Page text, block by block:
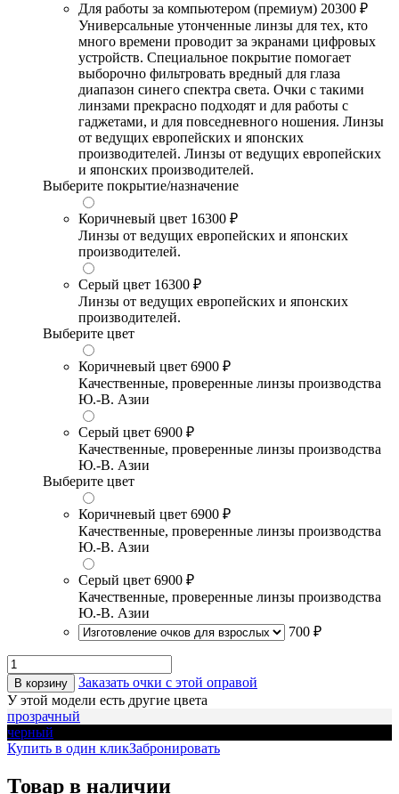
Для работы за компьютером (премиум) 20300 ₽
Универсальные утонченные линзы для тех, кто
много времени проводит за экранами цифровых
устройств. Специальное покрытие помогает
выборочно фильтровать вредный для глаза
диапазон синего спектра света. Очки с такими
линзами прекрасно подходят и для работы с
гаджетами, и для повседневного ношения. Линзы
от ведущих европейских и японских
производителей. Линзы от ведущих европейских
и японских производителей.
Выберите покрытие/назначение
Коричневый цвет 16300 ₽
Линзы от ведущих европейских и японских
производителей.
Серый цвет 16300 ₽
Линзы от ведущих европейских и японских
производителей.
Выберите цвет
Коричневый цвет 6900 ₽
Качественные, проверенные линзы производства
Ю.-В. Азии
Серый цвет 6900 ₽
Качественные, проверенные линзы производства
Ю.-В. Азии
Выберите цвет
Коричневый цвет 6900 ₽
Качественные, проверенные линзы производства
Ю.-В. Азии
Серый цвет 6900 ₽
Качественные, проверенные линзы производства
Ю.-В. Азии
700 ₽
В корзину
Заказать очки с этой оправой
У этой модели есть другие цвета
прозрачный
черный
Купить в один кликЗабронировать
Товар в наличии